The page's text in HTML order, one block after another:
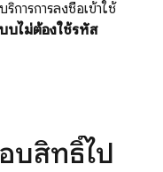
การการลงชื่อเข้าใช้
บไม่ต้องใช้รหัส
บสิทธิ์ไป